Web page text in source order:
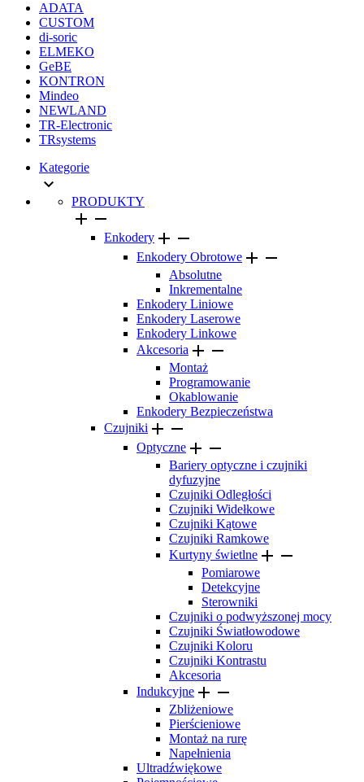
ADATA
CUSTOM
di-soric
ELMEKO
GeBE
KONTRON
Mindeo
NEWLAND
TR-Electronic
TRsystems
Kategorie

PRODUKTY
 
Enkodery  
Enkodery Obrotowe  
Absolutne
Inkrementalne
Enkodery Liniowe
Enkodery Laserowe
Enkodery Linkowe
Akcesoria  
Montaż
Programowanie
Okablowanie
Enkodery Bezpieczeństwa
Czujniki  
Optyczne  
Bariery optyczne i czujniki
dyfuzyjne
Czujniki Odległości
Czujniki Widełkowe
Czujniki Kątowe
Czujniki Ramkowe
Kurtyny świetlne  
Pomiarowe
Detekcyjne
Sterowniki
Czujniki o podwyższonej mocy
Czujniki Światłowodowe
Czujniki Koloru
Czujniki Kontrastu
Akcesoria
Indukcyjne  
Zbliżeniowe
Pierścieniowe
Montaż na rurę
Napełnienia
Ultradźwiękowe